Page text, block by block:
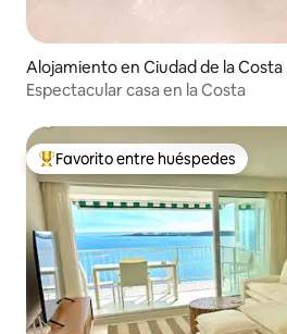
Alojamiento en Ciudad de la Costa
Espectacular casa en la Costa
Favorito entre huéspedes preferido
Favorito entre huéspedes